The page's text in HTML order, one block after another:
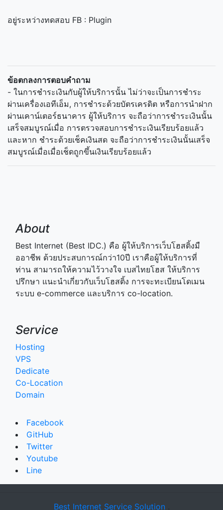
อยู่ระหว่างทดสอบ FB : Plugin
ข้อตกลงการตอบคำถาม
- ในการชำระเงินกับผู้ให้บริการนั้น ไม่ว่าจะเป็นการชำระ
ผ่านเครื่องเอทีเอ็ม, การชำระด้วยบัตรเครดิต หรือการนำฝาก
ผ่านเคาน์เตอร์ธนาคาร ผู้ให้บริการ จะถือว่าการชำระเงินนั้น
เสร็จสมบูรณ์เมื่อ การตรวจสอบการชำระเงินเรียบร้อยแล้ว
และหาก ชำระด้วยเช็คเงินสด จะถือว่าการชำระเงินนั้นเสร็จ
สมบูรณ์เมื่อเมื่อเช็ดถูกขึ้นเงินเรียบร้อยแล้ว
About
Best Internet (Best IDC.) คือ ผู้ให้บริการเว็บโฮสติ้งมื
ออาชีพ ด้วยประสบการณ์กว่า10ปี เราคือผู้ให้บริการที่
ท่าน สามารถให้ความไว้วางใจ เบสไทยโฮส ให้บริการ
ปรึกษา แนะนำเกี่ยวกับเว็บโฮสติ้ง การจะทะเบียนโดเมน
ระบบ e-commerce และบริการ co-location.
Service
Hosting
VPS
Dedicate
Co-Location
Domain
Facebook
GitHub
Twitter
Youtube
Line
Best Internet Service Solution